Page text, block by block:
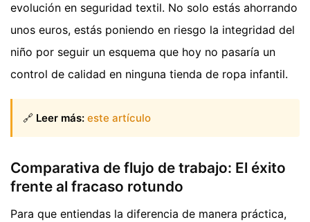
evolución en seguridad textil. No solo estás ahorrando
unos euros, estás poniendo en riesgo la integridad del
niño por seguir un esquema que hoy no pasaría un
control de calidad en ninguna tienda de ropa infantil.
🔗 Leer más: este artículo
Comparativa de flujo de trabajo: El éxito
frente al fracaso rotundo
Para que entiendas la diferencia de manera práctica,